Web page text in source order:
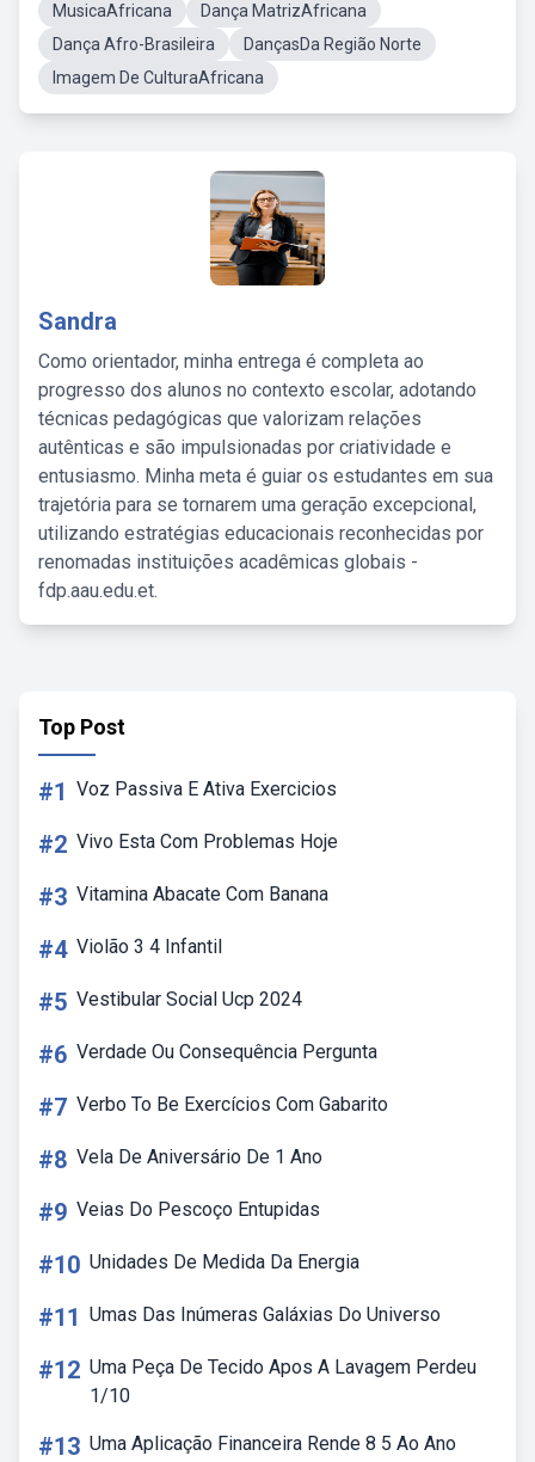
MusicaAfricana
Dança MatrizAfricana
Dança Afro-Brasileira
DançasDa Região Norte
Imagem De CulturaAfricana
Sandra
Como orientador, minha entrega é completa ao
progresso dos alunos no contexto escolar, adotando
técnicas pedagógicas que valorizam relações
autênticas e são impulsionadas por criatividade e
entusiasmo. Minha meta é guiar os estudantes em sua
trajetória para se tornarem uma geração excepcional,
utilizando estratégias educacionais reconhecidas por
renomadas instituições acadêmicas globais -
fdp.aau.edu.et.
Top Post
#1 Voz Passiva E Ativa Exercicios
#2 Vivo Esta Com Problemas Hoje
#3 Vitamina Abacate Com Banana
#4 Violão 3 4 Infantil
#5 Vestibular Social Ucp 2024
#6 Verdade Ou Consequência Pergunta
#7 Verbo To Be Exercícios Com Gabarito
#8 Vela De Aniversário De 1 Ano
#9 Veias Do Pescoço Entupidas
#10 Unidades De Medida Da Energia
#11 Umas Das Inúmeras Galáxias Do Universo
#12 Uma Peça De Tecido Apos A Lavagem Perdeu
1/10
#13 Uma Aplicação Financeira Rende 8 5 Ao Ano